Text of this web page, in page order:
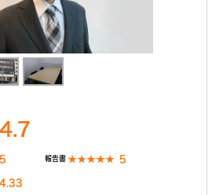
4.7
5 報告書 5
4.33